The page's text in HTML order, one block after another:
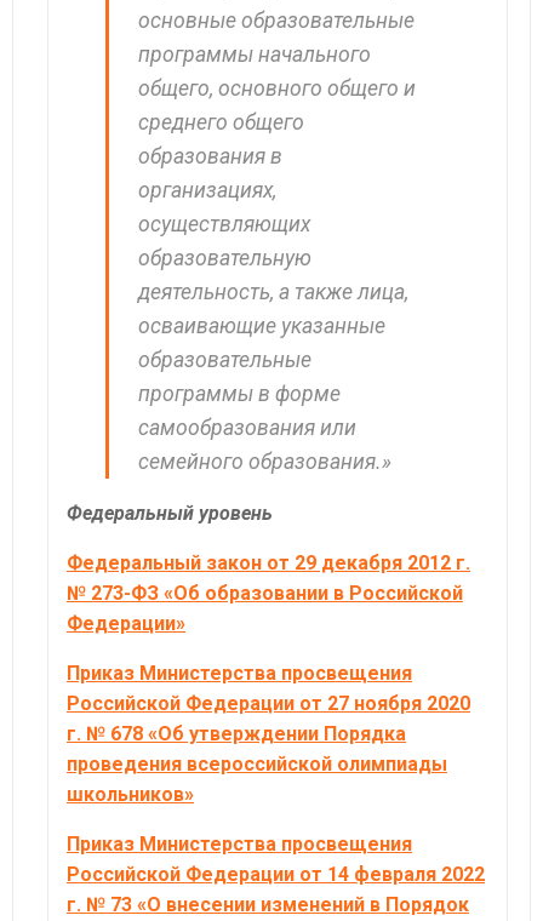
основные образовательные
программы начального
общего, основного общего и
среднего общего
образования в
организациях,
осуществляющих
образовательную
деятельность, а также лица,
осваивающие указанные
образовательные
программы в форме
самообразования или
семейного образования.»
Федеральный уровень
Федеральный закон от 29 декабря 2012 г.
№ 273-ФЗ «Об образовании в Российской
Федерации»
Приказ Министерства просвещения
Российской Федерации от 27 ноября 2020
г. № 678 «Об утверждении Порядка
проведения всероссийской олимпиады
школьников»
Приказ Министерства просвещения
Российской Федерации от 14 февраля 2022
г. № 73 «О внесении изменений в Порядок